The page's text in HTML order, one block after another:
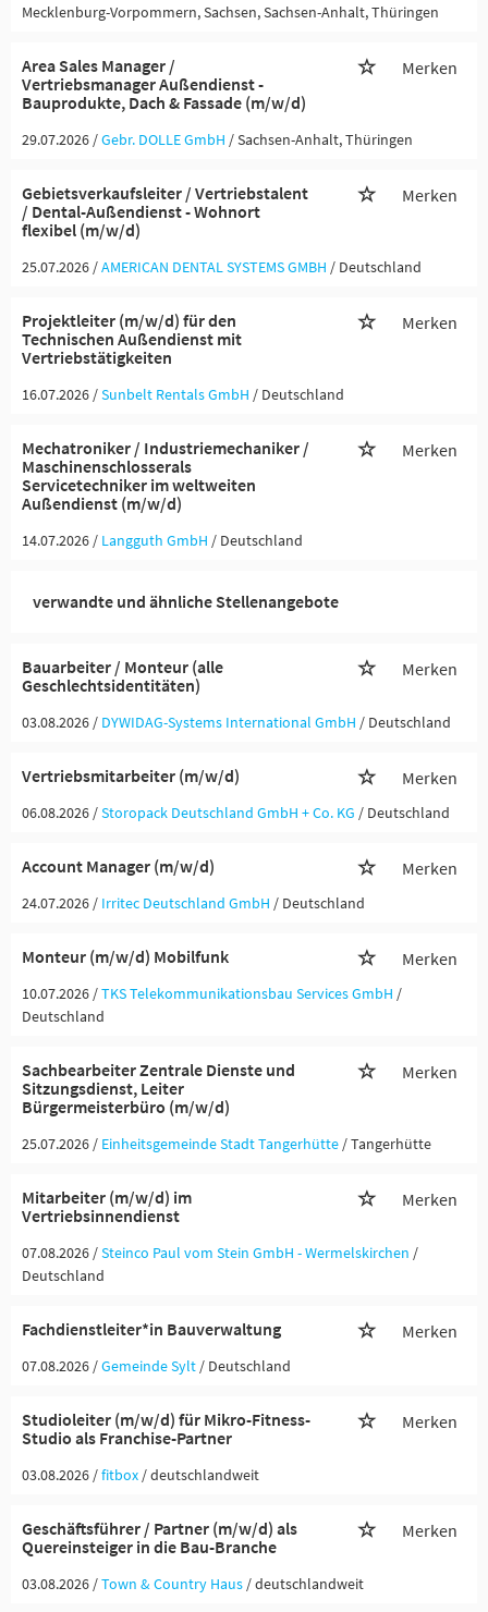
Mecklenburg-Vorpommern, Sachsen, Sachsen-Anhalt, Thüringen
Area Sales Manager /
Vertriebsmanager Außendienst -
Bauprodukte, Dach & Fassade (m/w/d)
Merken
29.07.2026 /Gebr. DOLLE GmbH / Sachsen-Anhalt, Thüringen
Gebietsverkaufsleiter / Vertriebstalent
/ Dental-Außendienst - Wohnort
flexibel (m/w/d)
Merken
25.07.2026 /AMERICAN DENTAL SYSTEMS GMBH / Deutschland
Projektleiter (m/w/d) für den
Technischen Außendienst mit
Vertriebstätigkeiten
Merken
16.07.2026 /Sunbelt Rentals GmbH / Deutschland
Mechatroniker / Industriemechaniker /
Maschinenschlosserals
Servicetechniker im weltweiten
Außendienst (m/w/d)
Merken
14.07.2026 / Langguth GmbH / Deutschland
verwandte und ähnliche Stellenangebote
Bauarbeiter / Monteur (alle
Geschlechtsidentitäten)
Merken
03.08.2026 / DYWIDAG-Systems International GmbH / Deutschland
Vertriebsmitarbeiter (m/w/d) Merken
06.08.2026 /Storopack Deutschland GmbH + Co. KG / Deutschland
Account Manager (m/w/d) Merken
24.07.2026 / Irritec Deutschland GmbH / Deutschland
Monteur (m/w/d) Mobilfunk Merken
10.07.2026 /TKS Telekommunikationsbau Services GmbH /
Deutschland
Sachbearbeiter Zentrale Dienste und
Sitzungsdienst, Leiter
Bürgermeisterbüro (m/w/d)
Merken
25.07.2026 / Einheitsgemeinde Stadt Tangerhütte / Tangerhütte
Mitarbeiter (m/w/d) im
Vertriebsinnendienst
Merken
07.08.2026 /Steinco Paul vom Stein GmbH - Wermelskirchen /
Deutschland
Fachdienstleiter*in Bauverwaltung Merken
07.08.2026 /Gemeinde Sylt / Deutschland
Studioleiter (m/w/d) für Mikro-Fitness-
Studio als Franchise-Partner
Merken
03.08.2026 /fitbox / deutschlandweit
Geschäftsführer / Partner (m/w/d) als
Quereinsteiger in die Bau-Branche
Merken
03.08.2026 /Town & Country Haus / deutschlandweit